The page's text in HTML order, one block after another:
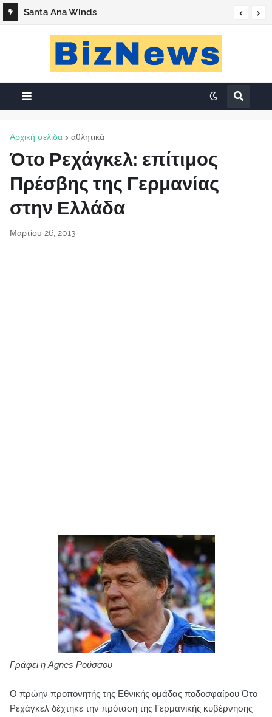
Santa Ana Winds
Αρχική σελίδα αθλητικά
Ότο Ρεχάγκελ: επίτιμος
Πρέσβης της Γερμανίας
στην Ελλάδα
Μαρτίου 26, 2013
Γράφει η Agnes Ρούσσου
Ο πρώην προπονητής της Εθνικής ομάδας ποδοσφαίρου Ότο
Ρεχάγκελ δέχτηκε την πρόταση της Γερμανικής κυβέρνησης